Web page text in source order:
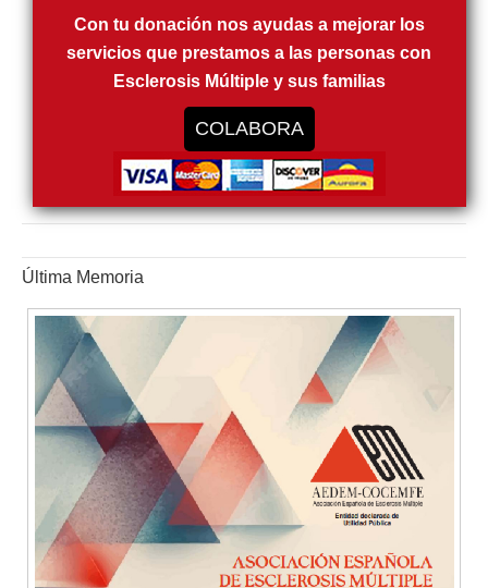
Con tu donación nos ayudas a mejorar los
servicios que prestamos a las personas con
Esclerosis Múltiple y sus familias
COLABORA
Última Memoria